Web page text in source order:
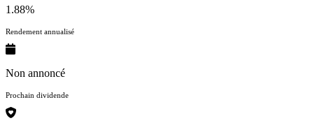
1.88%
Rendement annualisé
Non annoncé
Prochain dividende